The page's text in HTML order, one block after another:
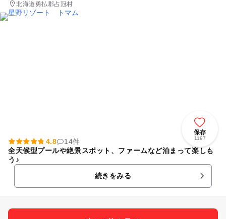
北海道勇払郡占冠村
保存
1197
4.8
14件
全天候型プールや絶景スポット、ファームなど泊まって楽しも
う♪
続きをみる